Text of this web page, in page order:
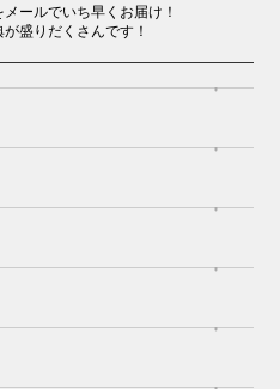
ールでいち早くお届け！
盛りだくさんです！